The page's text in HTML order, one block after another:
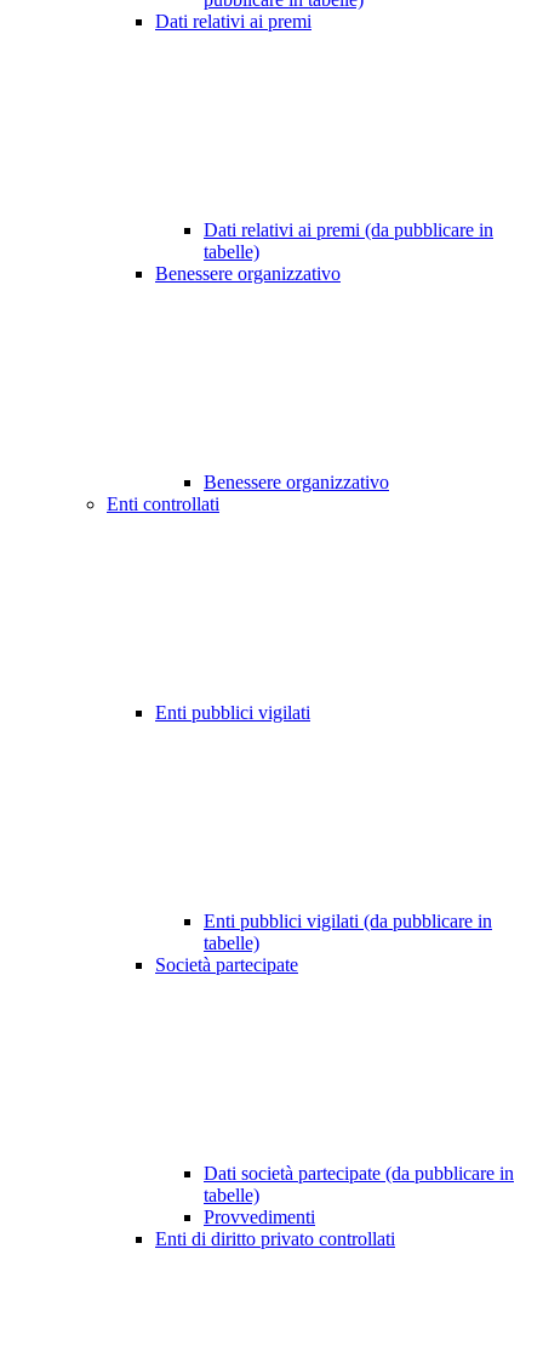
Dati relativi ai premi
Dati relativi ai premi (da pubblicare in
tabelle)
Benessere organizzativo
Benessere organizzativo
Enti controllati
Enti pubblici vigilati
Enti pubblici vigilati (da pubblicare in
tabelle)
Società partecipate
Dati società partecipate (da pubblicare in
tabelle)
Provvedimenti
Enti di diritto privato controllati